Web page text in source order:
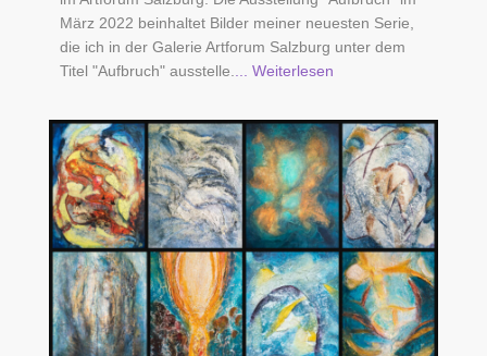
März 2022 beinhaltet Bilder meiner neuesten Serie,
die ich in der Galerie Artforum Salzburg unter dem
Titel "Aufbruch" ausstelle.
... Weiterlesen